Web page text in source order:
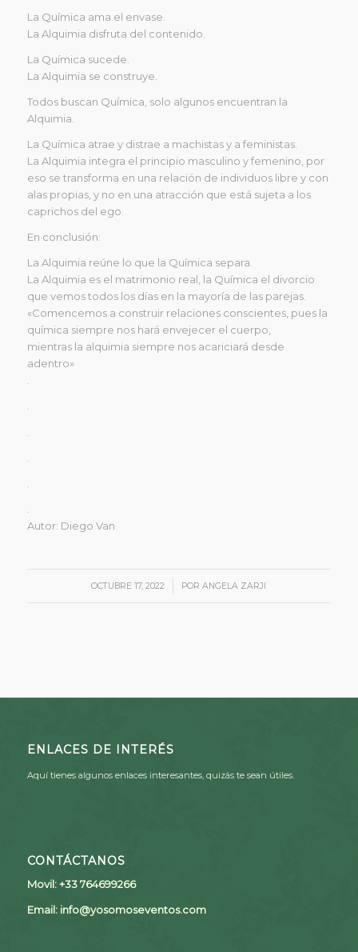
La Química ama el envase.
La Alquimia disfruta del contenido.
La Química sucede.
La Alquimia se construye.
Todos buscan Química, solo algunos encuentran la
Alquimia.
La Química atrae y distrae a machistas y a feministas.
La Alquimia integra el principio masculino y femenino, por
eso se transforma en una relación de individuos libre y con
alas propias, y no en una atracción que está sujeta a los
caprichos del ego.
En conclusión:
La Alquimia reúne lo que la Química separa.
La Alquimia es el matrimonio real, la Química el divorcio
que vemos todos los días en la mayoría de las parejas.
«Comencemos a construir relaciones conscientes, pues la
química siempre nos hará envejecer el cuerpo,
mientras la alquimia siempre nos acariciará desde
adentro»
.
.
Autor: Diego Van
OCTUBRE 17, 2022
/ PORANGELA ZARJI
ENLACES DE INTERÉS
Aquí tienes algunos enlaces interesantes, quizás te sean útiles.
CONTÁCTANOS
Movil: +33 764699266
Email: info@yosomoseventos.com